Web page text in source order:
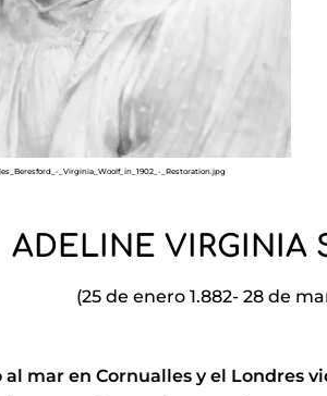
_Virginia_Woolf_in_1902_-_Restoration.jpg
ADELINE VIRGINIA
(25 de enero 1.882- 28 de
mar en Cornualles y el Londres